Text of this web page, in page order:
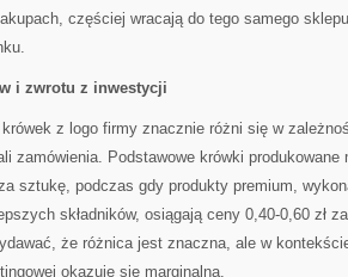
częściej wracają do tego samego
i zwrotu z inwestycji
z logo firmy znacznie różni się w
zamówienia. Podstawowe krówki
sztukę, podczas gdy produkty premium,
składników, osiągają ceny 0,40-0,60 zł
że różnica jest znaczna, ale w
okazuje się marginalna.